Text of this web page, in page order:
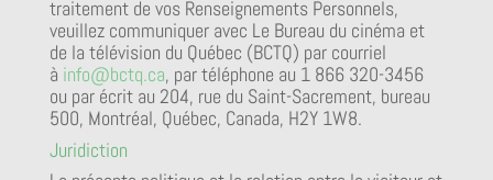
traitement de vos Renseignements Personnels,
veuillez communiquer avec Le Bureau du cinéma et
de la télévision du Québec (BCTQ) par courriel
à info@bctq.ca, par téléphone au 1 866 320-3456
ou par écrit au 204, rue du Saint-Sacrement, bureau
500, Montréal, Québec, Canada, H2Y 1W8.
Juridiction